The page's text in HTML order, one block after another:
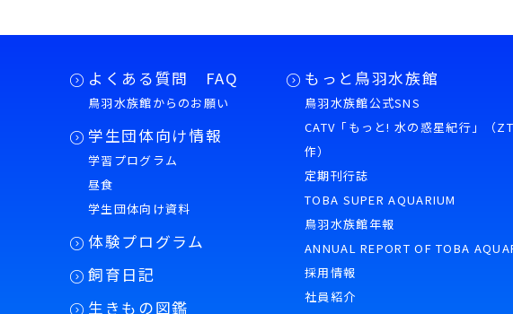
よくある質問 FAQ
鳥羽水族館からのお願い
学生団体向け情報
学習プログラム
昼食
学生団体向け資料
体験プログラム
飼育日記
生きもの図鑑
もっと鳥羽水族館
鳥羽水族館公式SNS
CATV「もっと! 水の惑星紀行」（
作）
定期刊行誌
TOBA SUPER AQUARIUM
鳥羽水族館年報
ANNUAL REPORT OF TOBA
採用情報
社員紹介